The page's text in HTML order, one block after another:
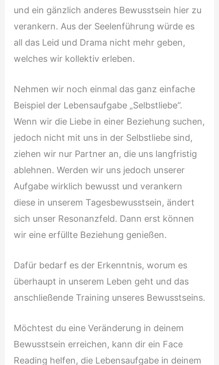
und ein gänzlich anderes Bewusstsein hier zu
verankern. Aus der Seelenführung würde es
all das Leid und Drama nicht mehr geben,
welches wir kollektiv erleben.
Nehmen wir noch einmal das ganz einfache
Beispiel der Lebensaufgabe „Selbstliebe“.
Wenn wir die Liebe in einer Beziehung suchen,
jedoch nicht mit uns in der Selbstliebe sind,
ziehen wir nur Partner an, die uns langfristig
ablehnen. Werden wir uns jedoch unserer
Aufgabe wirklich bewusst und verankern
diese in unserem Tagesbewusstsein, ändert
sich unser Resonanzfeld. Dann erst können
wir eine erfüllte Beziehung genießen.
Dafür bedarf es der Erkenntnis, worum es
überhaupt in unserem Leben geht und das
anschließende Training unseres Bewusstseins.
Möchtest du eine Veränderung in deinem
Bewusstsein erreichen, kann dir ein Face
Reading helfen, die Lebensaufgabe in deinem